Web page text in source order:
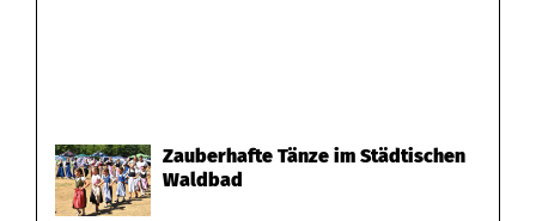
Zauberhafte Tänze im Städtischen
Waldbad